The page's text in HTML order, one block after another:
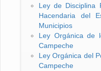
Ley de Disciplina
Hacendaria del
Municipios
Ley Orgánica de
Campeche
Ley Orgánica del
Campeche